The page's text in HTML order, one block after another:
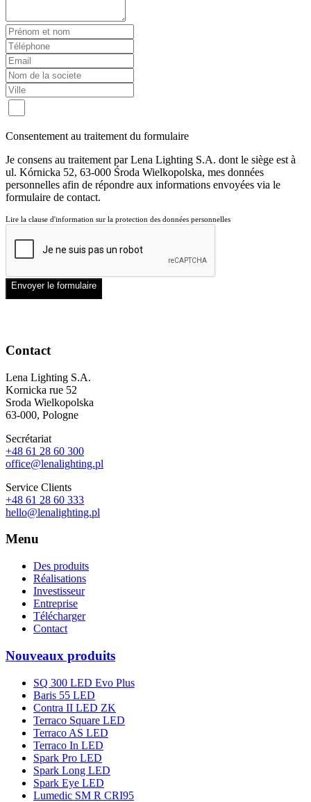
Consentement au traitement du formulaire
Je consens au traitement par Lena Lighting S.A. dont le siège est à
ul. Kórnicka 52, 63-000 Środa Wielkopolska, mes données
personnelles afin de répondre aux informations envoyées via le
formulaire de contact.
Lire la clause d'information sur la protection des données personnelles
Envoyer le formulaire
Contact
Lena Lighting S.A.
Kornicka rue 52
Sroda Wielkopolska
63-000, Pologne
Secrétariat
+48 61 28 60 300
office@lenalighting.pl
Service Clients
+48 61 28 60 333
hello@lenalighting.pl
Menu
Des produits
Réalisations
Investisseur
Entreprise
Télécharger
Contact
Nouveaux produits
SQ 300 LED Evo Plus
Baris 55 LED
Contra II LED ZK
Terraco Square LED
Terraco AS LED
Terraco In LED
Spark Pro LED
Spark Long LED
Spark Eye LED
Lumedic SM R CRI95